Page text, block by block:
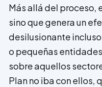
Más allá del proceso,
sino que genera un
desilusionante
o pequeñas
sobre aquellos
Plan no iba con ellos,